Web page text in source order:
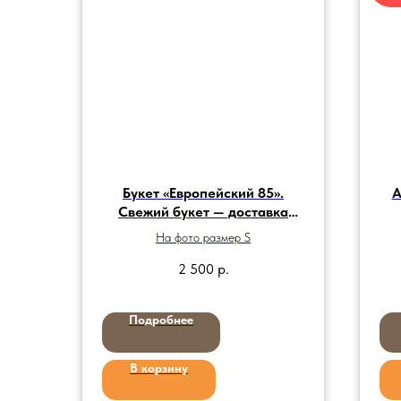
Букет «Европейский 85».
Свежий букет — доставка
цветов по Воронежу.
На фото размер S
2 500 р.
Подробнее
В корзину